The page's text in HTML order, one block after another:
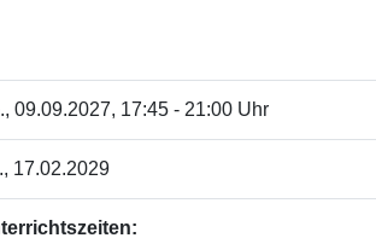
, 09.09.2027, 17:45 - 21:00 Uhr
, 17.02.2029